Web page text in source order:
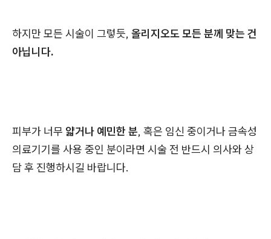
하지만 모든 시술이 그렇듯, 올리지오도 모든 분께 맞는 건
아닙니다.
피부가 너무 얇거나 예민한 분, 혹은 임신 중이거나 금속성
의료기기를 사용 중인 분이라면 시술 전 반드시 의사와 상
담 후 진행하시길 바랍니다.